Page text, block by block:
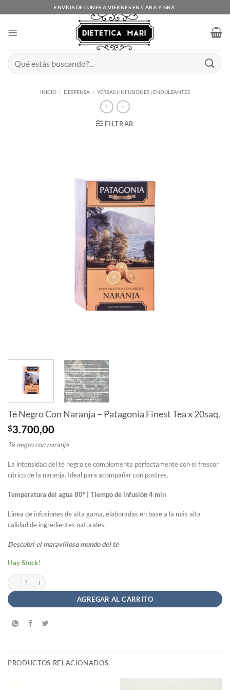
al
ENVÍOS DE LUNES A VIERNES EN CABA Y GBA.
Buscar
por:
INICIO / DESPENSA / YERBAS | INFUSIONES | ENDULZANTES
FILTRAR
Té Negro Con Naranja – Patagonia Finest Tea x 20saq.
$3.700,00
Té negro con naranja
La intensidad del té negro se complementa perfectamente con el frescor
cítrico de la naranja. Ideal para acompañar con postres.
Temperatura del agua 80° | Tiempo de infusión 4 min
Línea de infusiones de alta gama, elaboradas en base a la más alta
calidad de ingredientes naturales.
Descubrí el maravilloso mundo del té
Hay Stock!
Té Negro Con Naranja - Patagonia Finest Tea x 20saq. cantidad
AGREGAR AL CARRITO
PRODUCTOS RELACIONADOS